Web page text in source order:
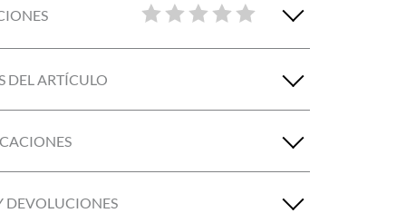
DEL ARTÍCULO
DEVOLUCIONES